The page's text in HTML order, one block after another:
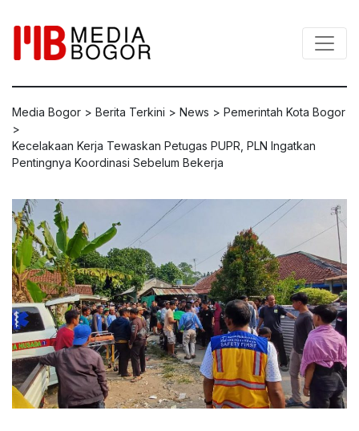
Media Bogor > Berita Terkini > News > Pemerintah Kota Bogor
>
Kecelakaan Kerja Tewaskan Petugas PUPR, PLN Ingatkan
Pentingnya Koordinasi Sebelum Bekerja